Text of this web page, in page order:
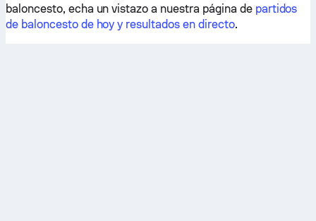
baloncesto, echa un vistazo a nuestra página de partidos
de baloncesto de hoy y resultados en directo.